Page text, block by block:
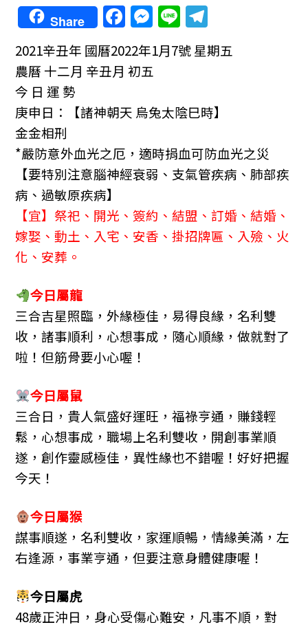
Share F
a
c
e
b
o
o
k
M
e
ss
e
n
g
er
Li
n
e
el
e
a
m
2021辛丑年 國曆2022年1月7號 星期五
農曆 十二月 辛丑月 初五
今 日 運 勢
庚申日：【諸神朝天 烏兔太陰巳時】
金金相刑
*嚴防意外血光之厄，適時捐血可防血光之災
【要特別注意腦神經衰弱、支氣管疾病、肺部疾
病、過敏原疾病】
【宜】祭祀、開光、簽約、結盟、訂婚、結婚、
嫁娶、動土、入宅、安香、掛招牌匾、入殮、火
化、安葬。
今日屬龍
三合吉星照臨，外緣極佳，易得良緣，名利雙
收，諸事順利，心想事成，隨心順緣，做就對了
啦！但筋骨要小心喔！
今日屬鼠
三合日，貴人氣盛好運旺，福祿亨通，賺錢輕
鬆，心想事成，職場上名利雙收，開創事業順
遂，創作靈感極佳，異性緣也不錯喔！好好把握
今天！
今日屬猴
謀事順遂，名利雙收，家運順暢，情緣美滿，左
右逢源，事業亨通，但要注意身體健康喔！
今日屬虎
48歲正沖日，身心受傷心難安，凡事不順，對